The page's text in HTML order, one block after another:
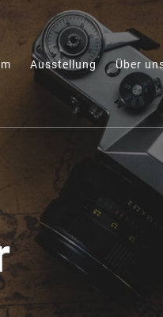
wieder"-
Ausstellung Über